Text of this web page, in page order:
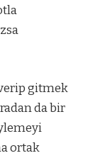
gitmek
da bir
ortak